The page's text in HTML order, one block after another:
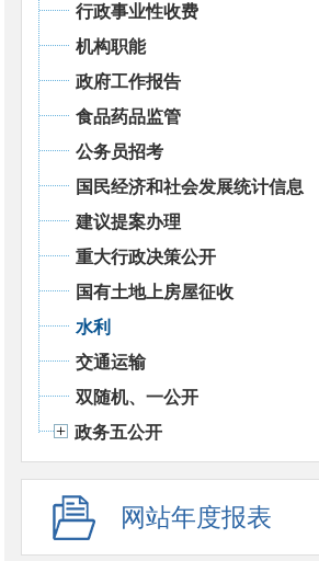
行政事业性收费
机构职能
政府工作报告
食品药品监管
公务员招考
国民经济和社会发展统计信息
建议提案办理
重大行政决策公开
国有土地上房屋征收
水利
交通运输
双随机、一公开
政务五公开
网站年度报表